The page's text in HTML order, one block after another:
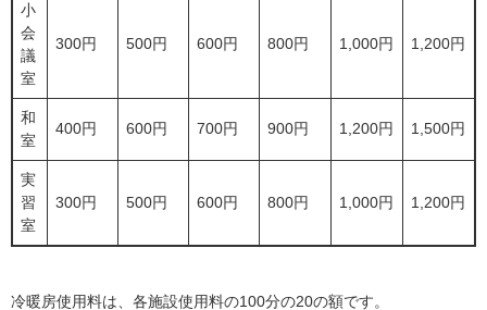
小
会
議
室
300円 500円 600円 800円 1,000円 1,200円
和
室
400円 600円 700円 900円 1,200円 1,500円
実
習
室
300円 500円 600円 800円 1,000円 1,200円
冷暖房使用料は、各施設使用料の100分の20の額です。